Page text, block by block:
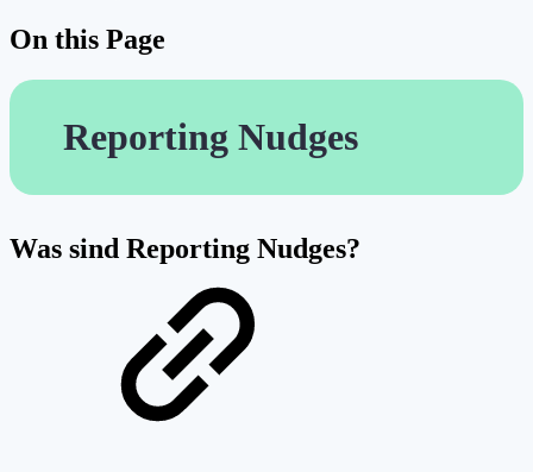
On this Page
Reporting Nudges
Was sind Reporting Nudges?